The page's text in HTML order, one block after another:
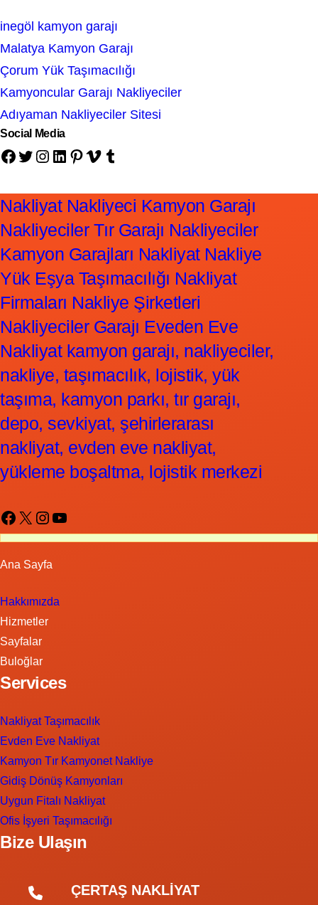
inegöl kamyon garajı
Malatya Kamyon Garajı
Çorum Yük Taşımacılığı
Kamyoncular Garajı Nakliyeciler
Adıyaman Nakliyeciler Sitesi
Social Media
Facebook Twitter Instagram LinkedIn Pinterest Vimeo Tumblr
Nakliyat Nakliyeci Kamyon Garajı
Nakliyeciler Tır Garajı Nakliyeciler
Kamyon Garajları Nakliyat Nakliye
Yük Eşya Taşımacılığı Nakliyat
Firmaları Nakliye Şirketleri
Nakliyeciler Garajı Eveden Eve
Nakliyat kamyon garajı, nakliyeciler,
nakliye, taşımacılık, lojistik, yük
taşıma, kamyon parkı, tır garajı,
depo, sevkiyat, şehirlerarası
nakliyat, evden eve nakliyat,
yükleme boşaltma, lojistik merkezi
Facebook X Instagram YouTube
Ana Sayfa
Hakkımızda
Hizmetler
Sayfalar
Buloğlar
Services
Nakliyat Taşımacılık
Evden Eve Nakliyat
Kamyon Tır Kamyonet Nakliye
Gidiş Dönüş Kamyonları
Uygun Fitalı Nakliyat
Ofis İşyeri Taşımacılığı
Bize Ulaşın
ÇERTAŞ NAKLİYAT